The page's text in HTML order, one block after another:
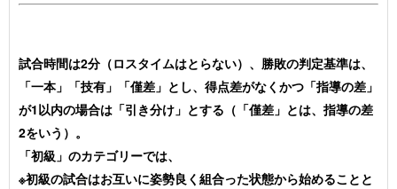
試合時間は2分（ロスタイムはとらない）、勝敗の判定基準は、
「一本」「技有」「僅差」とし、得点差がなくかつ「指導の差」
が1以内の場合は「引き分け」とする（「僅差」とは、指導の差
2をいう）。
「初級」のカテゴリーでは、
※初級の試合はお互いに姿勢良く組合った状態から始めることと